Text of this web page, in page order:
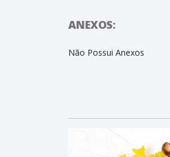
ANEXOS:
Não Possui Anexos